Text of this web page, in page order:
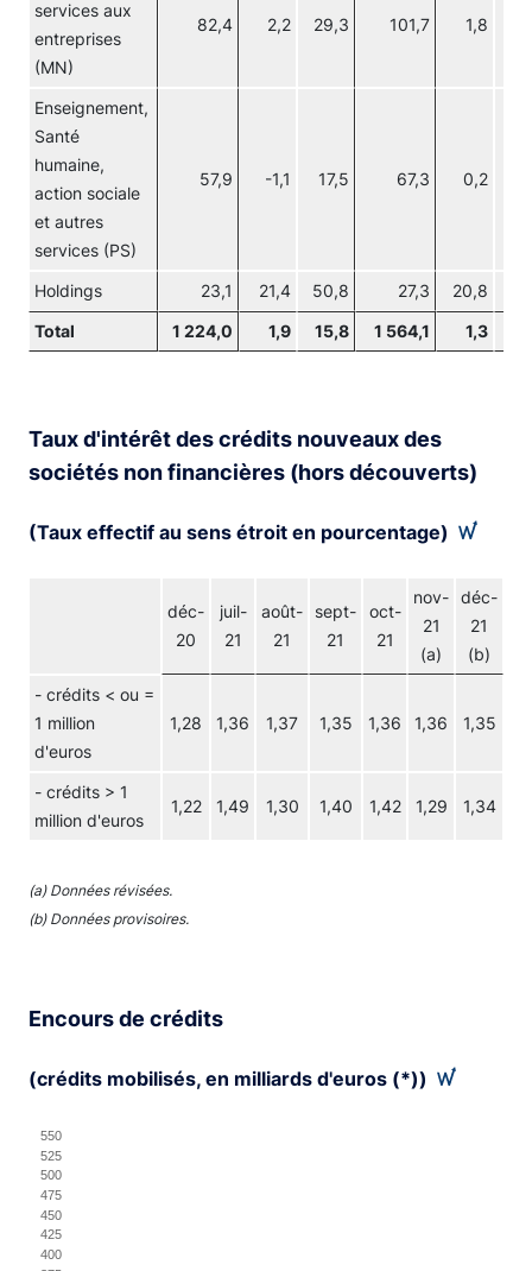
services aux
entreprises
(MN)
82,4 2,2 29,3 101,7 1,8
Enseignement,
Santé
humaine,
action sociale
et autres
services (PS)
57,9 -1,1 17,5 67,3 0,2
Holdings 23,1 21,4 50,8 27,3 20,8
Total 1 224,0 1,9 15,8 1 564,1 1,3
Taux d'intérêt des crédits nouveaux des
sociétés non financières (hors découverts)
(Taux effectif au sens étroit en pourcentage)
déc-
20
juil-
21
août-
21
sept-
21
oct-
21
nov-
21
(a)
déc-
21
(b)
- crédits < ou =
1 million
d'euros
1,28 1,36 1,37 1,35 1,36 1,36 1,35
- crédits > 1
million d'euros
1,22 1,49 1,30 1,40 1,42 1,29 1,34
(a) Données révisées.
(b) Données provisoires.
Encours de crédits
(crédits mobilisés, en milliards d'euros (*))
Line chart with 3 lines.
View as data table, Chart
The chart has 1 X axis displaying XAxis.
400
425
450
475
500
525
550